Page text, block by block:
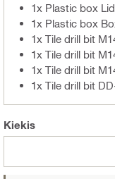
1x Plastic box
1x Plastic box
1x Tile drill bit
1x Tile drill bit
1x Tile drill bit
1x Tile drill bit
Kiekis